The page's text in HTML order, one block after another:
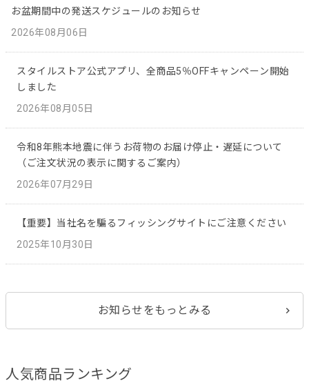
お盆期間中の発送スケジュールのお知らせ
2026年08月06日
スタイルストア公式アプリ、全商品5％OFFキャンペーン開始
しました
2026年08月05日
令和8年熊本地震に伴うお荷物のお届け停止・遅延について
（ご注文状況の表示に関するご案内）
2026年07月29日
【重要】当社名を騙るフィッシングサイトにご注意ください
2025年10月30日
お知らせをもっとみる
人気商品ランキング